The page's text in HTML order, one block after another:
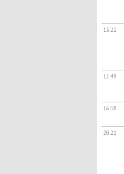
13:22
11:49
16:18
20:21